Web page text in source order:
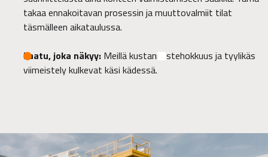
takaa ennakoitavan prosessin ja muuttovalmiit tilat
täsmälleen aikataulussa.
Laatu, joka näkyy: Meillä kustannustehokkuus ja tyylikäs
viimeistely kulkevat käsi kädessä.